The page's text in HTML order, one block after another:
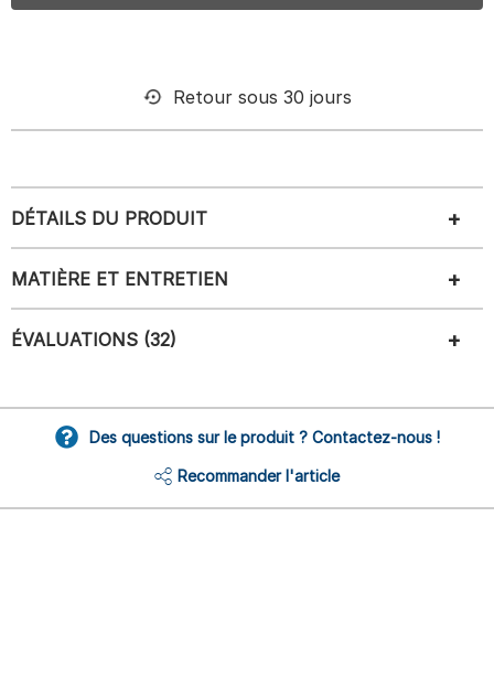
Retour sous 30 jours
DÉTAILS DU PRODUIT
MATIÈRE ET ENTRETIEN
ÉVALUATIONS (32)
Des questions sur le produit ? Contactez-nous !
Recommander l'article